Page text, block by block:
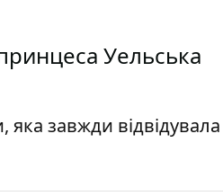
Уельська
завжди відвідувала